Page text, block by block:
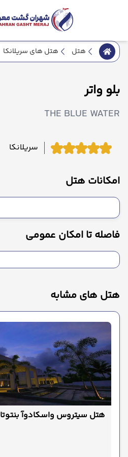
هتل هتل های سریلانکا
بلو واتر
THE BLUE WATER
سریلانکا
امکانات هتل
فاصله تا امکان عمومی
هتل های مشابه
هتل سیتروس واسکادوآ بنتوتا